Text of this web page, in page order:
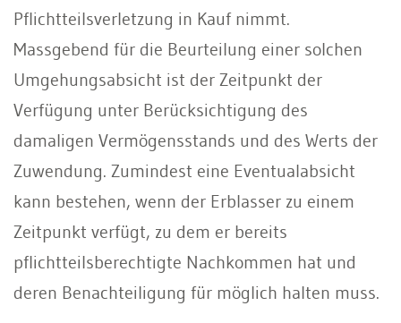
Pflichtteilsverletzung in Kauf nimmt.
Massgebend für die Beurteilung einer solchen
Umgehungsabsicht ist der Zeitpunkt der
Verfügung unter Berücksichtigung des
damaligen Vermögensstands und des Werts der
Zuwendung. Zumindest eine Eventualabsicht
kann bestehen, wenn der Erblasser zu einem
Zeitpunkt verfügt, zu dem er bereits
pflichtteilsberechtigte Nachkommen hat und
deren Benachteiligung für möglich halten muss.